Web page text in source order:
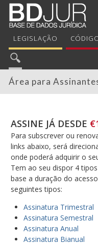
LEGISLAÇÃO
Área para
ASSINE JÁ DESDE
Para subscrever ou
links abaixo, será
onde poderá adquirir o
Tem ao seu dispor 4
base a duração do
seguintes tipos:
Assinatura Trimestral
Assinatura Semestral
Assinatura Anual
Assinatura Bianual